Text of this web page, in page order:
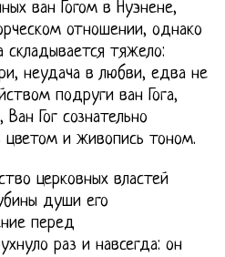
ван Гогом в Нуэнене,
отношении, однако
складывается тяжело:
неудача в любви, едва не
подруги ван Гога,
Гог сознательно
цветом и живопись тоном.
церковных властей
души его
перед
раз и навсегда: он